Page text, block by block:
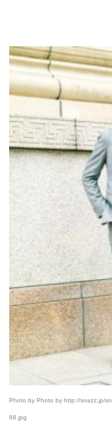
Photo by Photo by http://snazz.jp/
88.jpg